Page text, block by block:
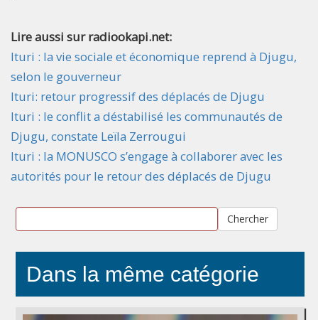
Lire aussi sur radiookapi.net:
Ituri : la vie sociale et économique reprend à Djugu,
selon le gouverneur
Ituri: retour progressif des déplacés de Djugu
Ituri : le conflit a déstabilisé les communautés de
Djugu, constate Leïla Zerrougui
Ituri : la MONUSCO s’engage à collaborer avec les
autorités pour le retour des déplacés de Djugu
Chercher
Dans la même catégorie